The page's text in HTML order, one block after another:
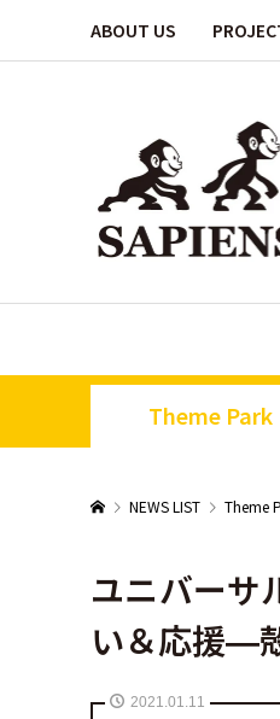
ABOUT US
Theme Park
NEWS LIST Theme
ユニバーサ
い＆応援—
2021.01.11